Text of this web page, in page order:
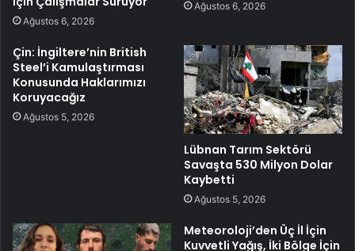
Ağustos 6, 2026
Ağustos 6, 2026
Çin: İngiltere’nin British
Steel’i Kamulaştırması
Konusunda Haklarımızı
Koruyacağız
Ağustos 5, 2026
Lübnan Tarım Sektörü
Savaşta 530 Milyon Dolar
Kaybetti
Ağustos 5, 2026
Meteoroloji’den Üç İl İçin
Kuvvetli Yağış, İki Bölge İçin